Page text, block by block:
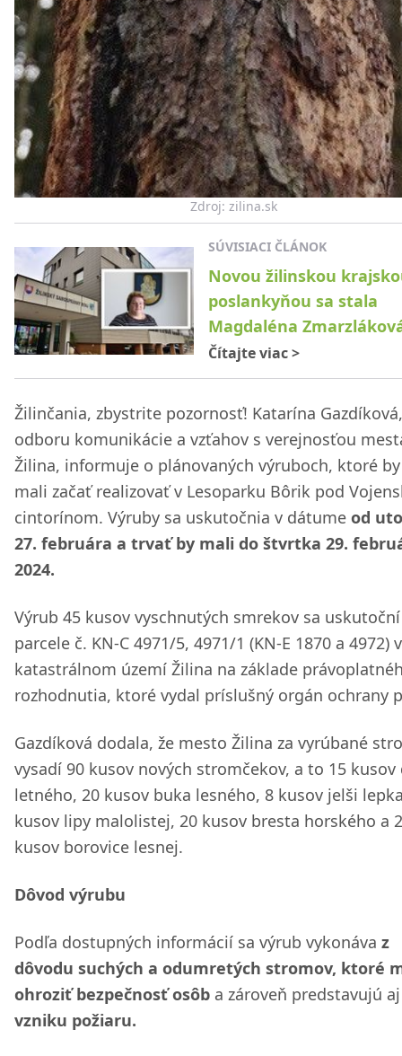
Zdroj: zilina.sk
SÚVISIACI ČLÁNOK
Novou žilinskou
poslankyňou sa stala
Magdaléna
Čítajte viac>
Žilinčania, zbystrite pozornosť! Katarína
odboru komunikácie a vzťahov s verejnosťou
Žilina, informuje o plánovaných výruboch, ktoré
mali začať realizovať v Lesoparku Bôrik pod
cintorínom. Výruby sa uskutočnia v dátume od
27. februára a trvať by mali do štvrtka 29.
2024.
Výrub 45 kusov vyschnutých smrekov sa
parcele č. KN-C 4971/5, 4971/1 (KN-E 1870 a 4972) v
katastrálnom území Žilina na základe
rozhodnutia, ktoré vydal príslušný orgán ochrany
Gazdíková dodala, že mesto Žilina za vyrúbané
vysadí 90 kusov nových stromčekov, a to 15 kusov
letného, 20 kusov buka lesného, 8 kusov jelši
kusov lipy malolistej, 20 kusov bresta horského a
kusov borovice lesnej.
Dôvod výrubu
Podľa dostupných informácií sa výrub vykonáva z
dôvodu suchých a odumretých stromov, ktoré
ohroziť bezpečnosť osôb a zároveň predstavujú
vzniku požiaru.